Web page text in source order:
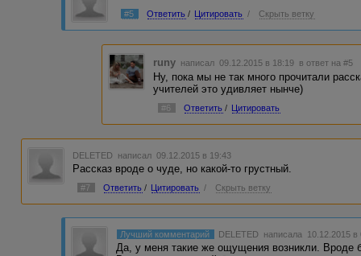
#5 Ответить / Цитировать / Скрыть ветку
runy написал 09.12.2015 в 18:19 в ответ на #5
Ну, пока мы не так много прочитали
учителей это удивляет нынче)
#6 Ответить / Цитировать
DELETED написал 09.12.2015 в 19:43
Рассказ вроде о чуде, но какой-то грустный.
#7 Ответить / Цитировать / Скрыть ветку
Лучший комментарий DELETED написала 10.12.2015
Да, у меня такие же ощущения возникли. Вроде